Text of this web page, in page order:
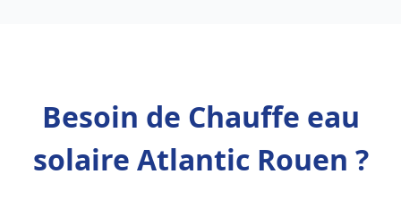
Besoin de Chauffe eau
solaire Atlantic Rouen ?